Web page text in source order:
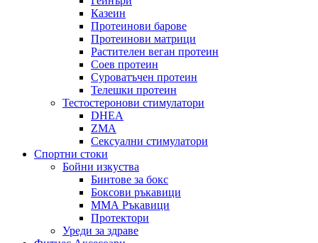
Казеин
Протеинови барове
Протеинови матрици
Растителен веган протеин
Соев протеин
Суроватъчен протеин
Телешки протеин
Тестостеронови стимулатори
DHEA
ZMA
Сексуални стимулатори
Спортни стоки
Бойни изкуства
Бинтове за бокс
Боксови ръкавици
ММА Ръкавици
Протектори
Уреди за здраве